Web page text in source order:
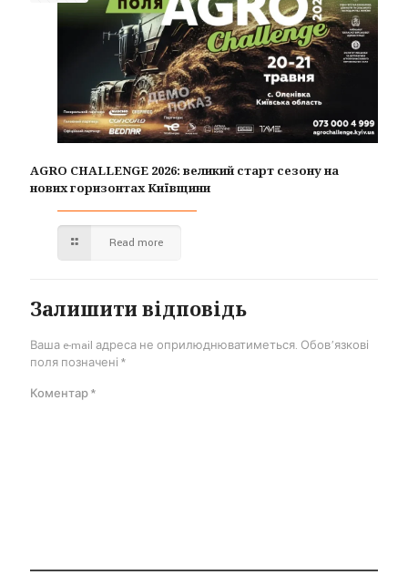
AGRO CHALLENGE 2026: великий старт сезону на
нових горизонтах Київщини
Read more
Залишити відповідь
Ваша e-mail адреса не оприлюднюватиметься. Обов’язкові
поля позначені *
Коментар*